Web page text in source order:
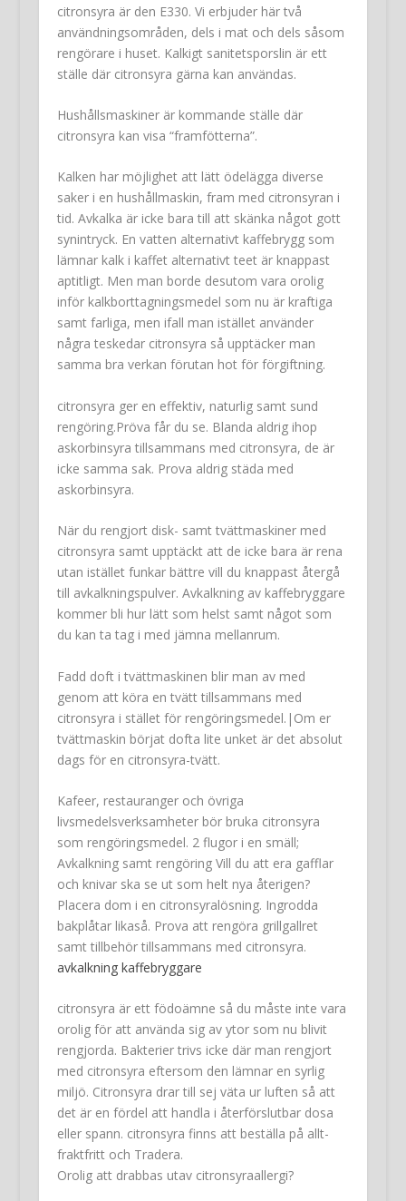
citronsyra är den E330. Vi erbjuder här två
användningsområden, dels i mat och dels såsom
rengörare i huset. Kalkigt sanitetsporslin är ett
ställe där citronsyra gärna kan användas.
Hushållsmaskiner är kommande ställe där
citronsyra kan visa “framfötterna”.
Kalken har möjlighet att lätt ödelägga diverse
saker i en hushållmaskin, fram med citronsyran i
tid. Avkalka är icke bara till att skänka något gott
synintryck. En vatten alternativt kaffebrygg som
lämnar kalk i kaffet alternativt teet är knappast
aptitligt. Men man borde desutom vara orolig
inför kalkborttagningsmedel som nu är kraftiga
samt farliga, men ifall man istället använder
några teskedar citronsyra så upptäcker man
samma bra verkan förutan hot för förgiftning.
citronsyra ger en effektiv, naturlig samt sund
rengöring.Pröva får du se. Blanda aldrig ihop
askorbinsyra tillsammans med citronsyra, de är
icke samma sak. Prova aldrig städa med
askorbinsyra.
När du rengjort disk- samt tvättmaskiner med
citronsyra samt upptäckt att de icke bara är rena
utan istället funkar bättre vill du knappast återgå
till avkalkningspulver. Avkalkning av kaffebryggare
kommer bli hur lätt som helst samt något som
du kan ta tag i med jämna mellanrum.
Fadd doft i tvättmaskinen blir man av med
genom att köra en tvätt tillsammans med
citronsyra i stället för rengöringsmedel.|Om er
tvättmaskin börjat dofta lite unket är det absolut
dags för en citronsyra-tvätt.
Kafeer, restauranger och övriga
livsmedelsverksamheter bör bruka citronsyra
som rengöringsmedel. 2 flugor i en smäll;
Avkalkning samt rengöring Vill du att era gafflar
och knivar ska se ut som helt nya återigen?
Placera dom i en citronsyralösning. Ingrodda
bakplåtar likaså. Prova att rengöra grillgallret
samt tillbehör tillsammans med citronsyra.
avkalkning kaffebryggare
citronsyra är ett födoämne så du måste inte vara
orolig för att använda sig av ytor som nu blivit
rengjorda. Bakterier trivs icke där man rengjort
med citronsyra eftersom den lämnar en syrlig
miljö. Citronsyra drar till sej väta ur luften så att
det är en fördel att handla i återförslutbar dosa
eller spann. citronsyra finns att beställa på allt-
fraktfritt och Tradera.
Orolig att drabbas utav citronsyraallergi?